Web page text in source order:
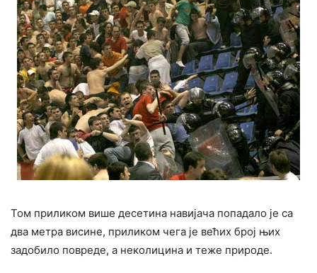
Том приликом више десетина навијача попадало је са
два метра висине, приликом чега је већих број њих
задобило повреде, а неколицина и теже природе.